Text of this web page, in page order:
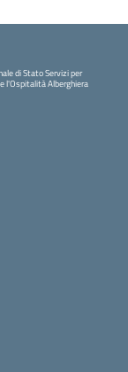
di Stato Servizi per
l'Ospitalità Alberghiera